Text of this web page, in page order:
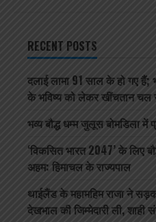
RECENT POSTS
दलाई लामा 91 साल के हो गए हैं;
के भविष्य को लेकर खींचतान चल
भव्य बौद्ध धम्म जुलूस बोमडिला में
‘विकसित भारत 2047’ के लिए
अहम: हिमाचल के राज्यपाल
थाईलैंड के महामहिम राजा ने
देखभाल की जिम्मेदारी ली, शाही